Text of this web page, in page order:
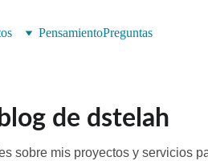
PensamientoPreguntas
de dstelah
sobre mis proyectos y servicios